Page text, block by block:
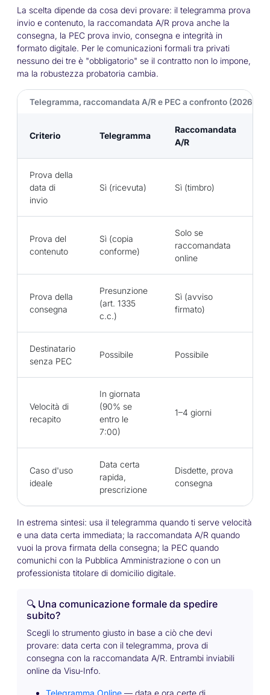
La scelta dipende da cosa devi provare: il telegramma prova
invio e contenuto, la raccomandata A/R prova anche la
consegna, la PEC prova invio, consegna e integrità in
formato digitale. Per le comunicazioni formali tra privati
nessuno dei tre è "obbligatorio" se il contratto non lo impone,
ma la robustezza probatoria cambia.
Telegramma, raccomandata A/R e PEC a confronto (2026)
Criterio Telegramma
Raccomandata
A/R
Prova della
data di
invio
Sì (ricevuta) Sì (timbro)
Prova del
contenuto
Sì (copia
conforme)
Solo se
raccomandata
online
Prova della
consegna
Presunzione
(art. 1335
c.c.)
Sì (avviso
firmato)
Destinatario
senza PEC
Possibile Possibile
Velocità di
recapito
In giornata
(90% se
entro le
7:00)
1–4 giorni
Caso d'uso
ideale
Data certa
rapida,
prescrizione
Disdette, prova
consegna
In estrema sintesi: usa il telegramma quando ti serve velocità
e una data certa immediata; la raccomandata A/R quando
vuoi la prova firmata della consegna; la PEC quando
comunichi con la Pubblica Amministrazione o con un
professionista titolare di domicilio digitale.
🔍 Una comunicazione formale da spedire
subito?
Scegli lo strumento giusto in base a ciò che devi
provare: data certa con il telegramma, prova di
consegna con la raccomandata A/R. Entrambi inviabili
online da Visu-Info.